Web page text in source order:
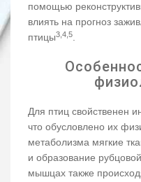
помощью
влиять на прогноз
птицы3,4,5
Для птиц свойственен
что обусловлено их
метаболизма мягкие
и образование
мышцах также